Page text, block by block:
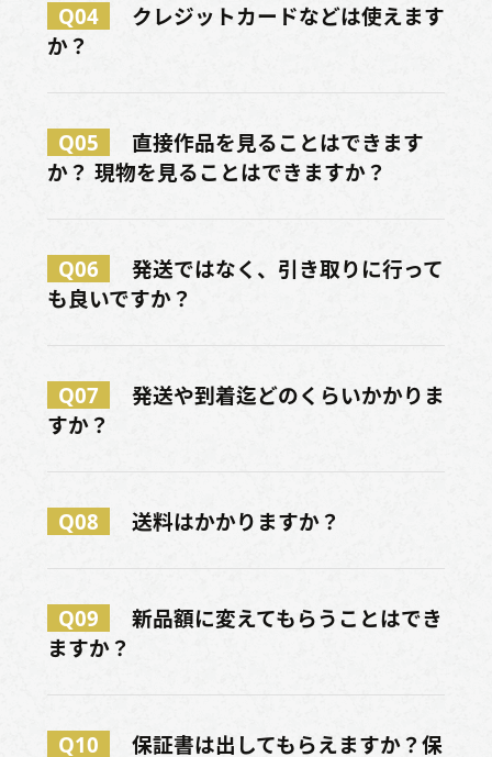
Q04
クレジットカードなどは使えます
か？
Q05
直接作品を見ることはできます
か？ 現物を見ることはできますか？
Q06
発送ではなく、引き取りに行って
も良いですか？
Q07
発送や到着迄どのくらいかかりま
すか？
Q08 送料はかかりますか？
Q09
新品額に変えてもらうことはでき
ますか？
Q10 保証書は出してもらえますか？保